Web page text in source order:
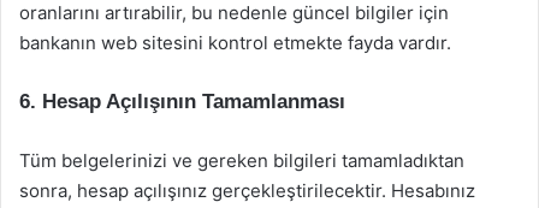
oranlarını artırabilir, bu nedenle güncel bilgiler için
bankanın web sitesini kontrol etmekte fayda vardır.
6. Hesap Açılışının Tamamlanması
Tüm belgelerinizi ve gereken bilgileri tamamladıktan
sonra, hesap açılışınız gerçekleştirilecektir. Hesabınız